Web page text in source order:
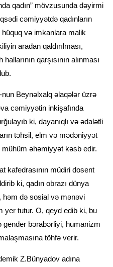
qadın” mövzusunda dəyirmi
cəmiyyətdə qadınların
və imkanlara malik
aradan qaldırılması,
qarşısının alınması
Beynəlxalq əlaqələr üzrə
cəmiyyətin inkişafında
ki, dayanıqlı və ədalətli
təhsil, elm və mədəniyyət
mühüm əhəmiyyət kəsb edir.
kafedrasının müdiri dosent
ki, qadın obrazı dünya
həm də sosial və mənəvi
yer tutur. O, qeyd edib ki, bu
bərabərliyi, humanizm
töhfə verir.
Z.Bünyadov adına